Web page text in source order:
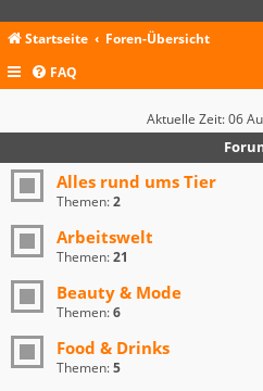
Startseite Foren-Übersicht
FAQ
Aktuelle Zeit: 06
Alles rund ums Tier
Themen:2
Arbeitswelt
Themen:21
Beauty & Mode
Themen:6
Food & Drinks
Themen:5